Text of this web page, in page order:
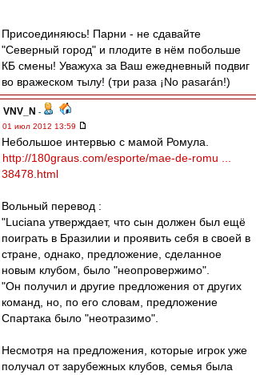
Присоединяюсь! Парни - не сдавайте
"Северный город" и плодите в нём побольше
КБ смены! Уважуха за Ваш ежедневный подвиг
во вражеском тылу! (три раза ¡No pasarán!)
VNV_N -
01 июл 2012 13:59
Небольшое интервью с мамой Ромула.
http://180graus.com/esporte/mae-de-romu ...
38478.html
Вольный перевод :
"Luciana утверждает, что сын должен был ещё
поиграть в Бразилии и проявить себя в своей в
стране, однако, предложение, сделанное
новым клубом, было "неопровержимо".
"Он получил и другие предложения от других
команд, но, по его словам, предложение
Спартака было "неотразимо".
Несмотря на предложения, которые игрок уже
получал от зарубежных клубов, семья была